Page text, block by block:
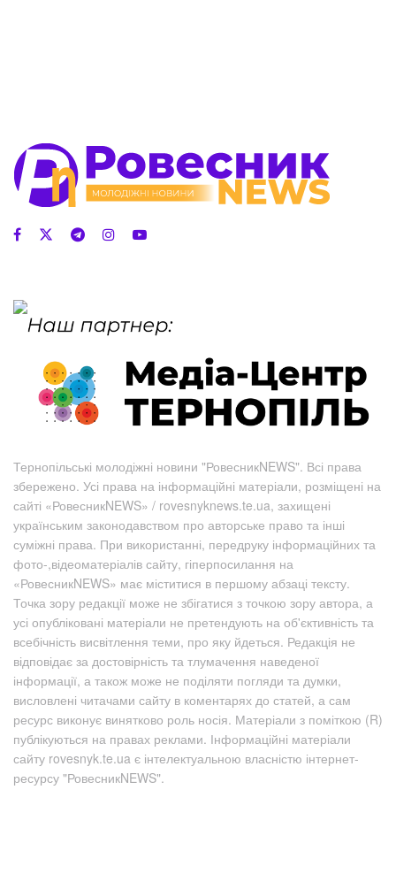
Тернопільські молодіжні новини "РовесникNEWS". Всі права
збережено. Усі права на інформаційні матеріали, розміщені на
сайті «РовесникNEWS» / rovesnyknews.te.ua, захищені
українським законодавством про авторське право та інші
суміжні права. При використанні, передруку інформаційних та
фото-,відеоматеріалів сайту, гіперпосилання на
«РовесникNEWS» має міститися в першому абзаці тексту.
Точка зору редакції може не збігатися з точкою зору автора, а
усі опубліковані матеріали не претендують на об'єктивність та
всебічність висвітлення теми, про яку йдеться. Редакція не
відповідає за достовірність та тлумачення наведеної
інформації, а також може не поділяти погляди та думки,
висловлені читачами сайту в коментарях до статей, а сам
ресурс виконує винятково роль носія. Матеріали з поміткою (R)
публікуються на правах реклами. Інформаційні матеріали
сайту rovesnyk.te.ua є інтелектуальною власністю інтернет-
ресурсу "РовесникNEWS".